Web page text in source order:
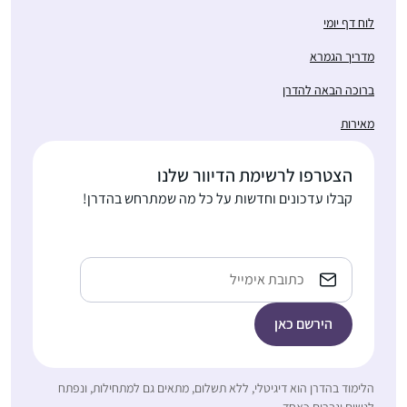
לטובה על כל היום שלי.
שלי ממש.
התחלתי כשהייתי בחופש,
המחזור, הסביבה קיבלה
את זה כמשהו מתמיד
ומשמעותי ובהערכה,
יום, יש שבועות יותר ויש
שפחות אבל זה משהו
שנמצא שם אמין ובעל
משמעות בחיים שלי….
עדי דיאמנט
התחלתי ללמוד דף יומי
לוח דף יומי
מדריך הגמרא
ברוכה הבאה להדרן
מאירות
הצטרפו לרשימת הדיוור שלנו
קבלו עדכונים וחדשות על כל מה שמתרחש בהדרן!
Email
הלימוד בהדרן הוא דיגיטלי, ללא תשלום, מתאים גם למתחילות, ונפתח